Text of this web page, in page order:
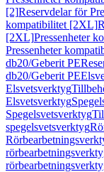
[2]Reservdelar för
kompatibilitet [2XL]
[2XL]Pressenheter
Pressenheter
db20/Geberit PE
db20/Geberit PE
Elsvetsverktyg
Elsvetsverktyg
Spegelsvetsverktyg
spegelsvetsverktyg